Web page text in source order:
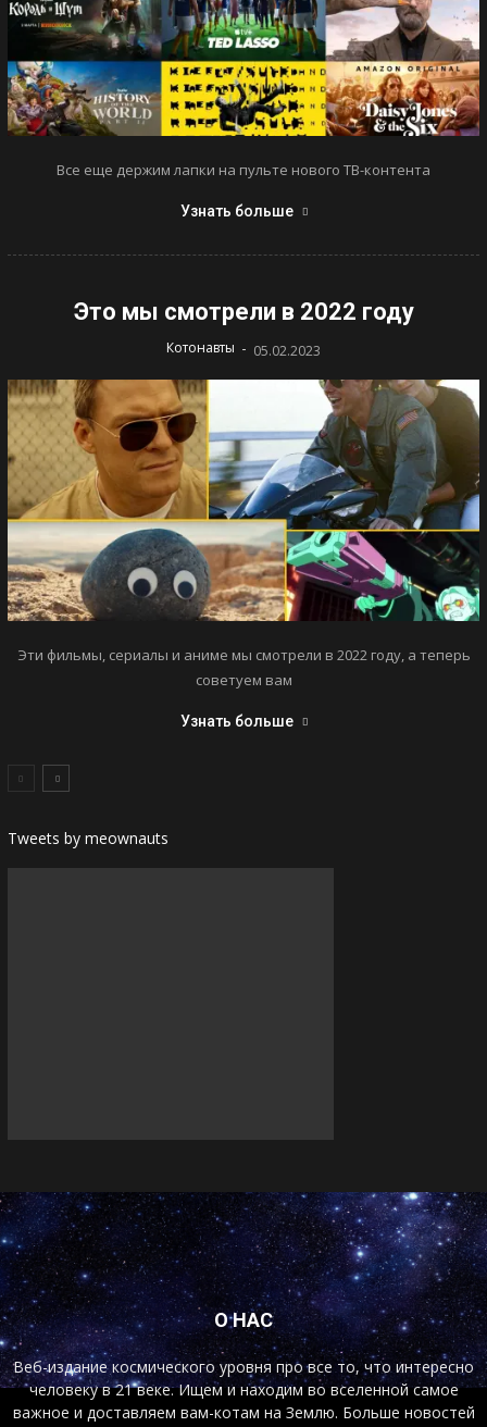
Все еще держим лапки на пульте нового ТВ-контента
Узнать больше
Это мы смотрели в 2022 году
Котонавты - 05.02.2023
Эти фильмы, сериалы и аниме мы смотрели в 2022 году, а теперь
советуем вам
Узнать больше
Tweets by meownauts
О НАС
Веб-издание космического уровня про все то, что интересно
человеку в 21 веке. Ищем и находим во вселенной самое
важное и доставляем вам-котам на Землю. Больше новостей